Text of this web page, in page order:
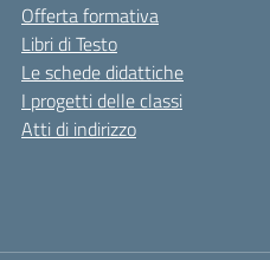
Offerta formativa
Libri di Testo
Le schede didattiche
I progetti delle classi
Atti di indirizzo